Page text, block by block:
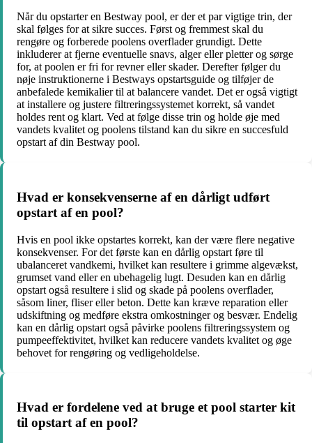
Når du opstarter en Bestway pool, er der et par vigtige trin, der
skal følges for at sikre succes. Først og fremmest skal du
rengøre og forberede poolens overflader grundigt. Dette
inkluderer at fjerne eventuelle snavs, alger eller pletter og sørge
for, at poolen er fri for revner eller skader. Derefter følger du
nøje instruktionerne i Bestways opstartsguide og tilføjer de
anbefalede kemikalier til at balancere vandet. Det er også vigtigt
at installere og justere filtreringssystemet korrekt, så vandet
holdes rent og klart. Ved at følge disse trin og holde øje med
vandets kvalitet og poolens tilstand kan du sikre en succesfuld
opstart af din Bestway pool.
Hvad er konsekvenserne af en dårligt udført
opstart af en pool?
Hvis en pool ikke opstartes korrekt, kan der være flere negative
konsekvenser. For det første kan en dårlig opstart føre til
ubalanceret vandkemi, hvilket kan resultere i grimme algevækst,
grumset vand eller en ubehagelig lugt. Desuden kan en dårlig
opstart også resultere i slid og skade på poolens overflader,
såsom liner, fliser eller beton. Dette kan kræve reparation eller
udskiftning og medføre ekstra omkostninger og besvær. Endelig
kan en dårlig opstart også påvirke poolens filtreringssystem og
pumpeeffektivitet, hvilket kan reducere vandets kvalitet og øge
behovet for rengøring og vedligeholdelse.
Hvad er fordelene ved at bruge et pool starter kit
til opstart af en pool?